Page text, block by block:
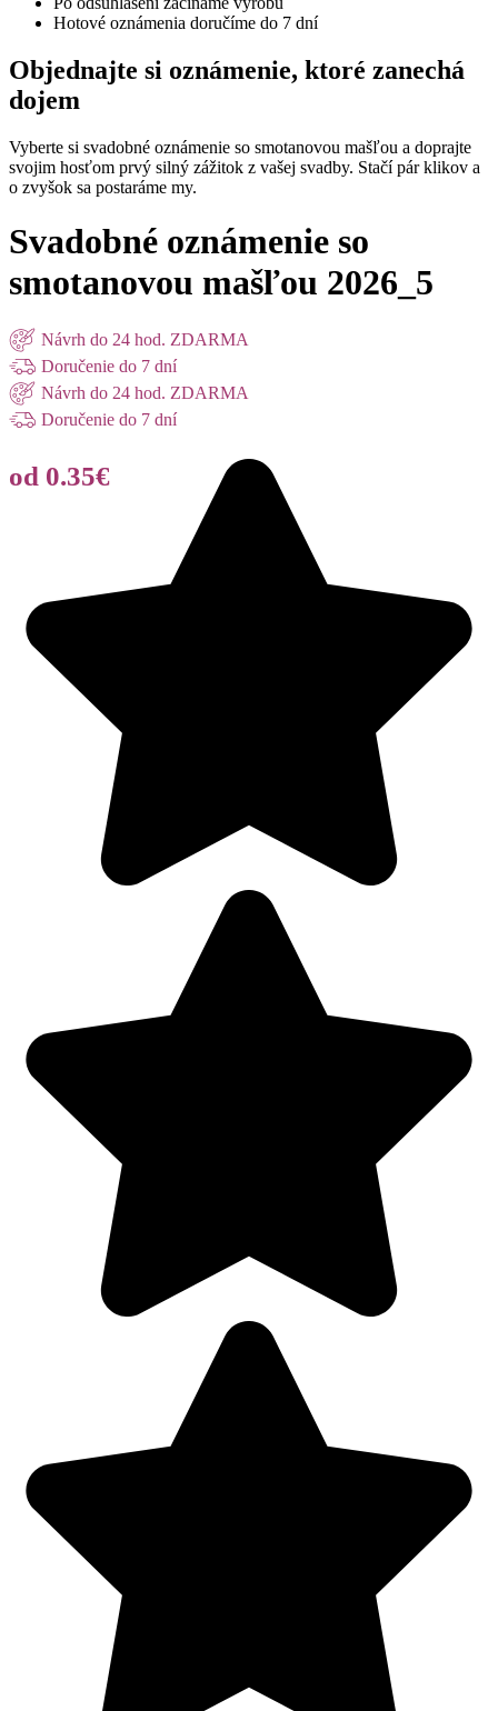
Hotové oznámenia doručíme do 7 dní
Objednajte si oznámenie, ktoré zanechá
dojem
Vyberte si svadobné oznámenie so smotanovou mašľou a doprajte
svojim hosťom prvý silný zážitok z vašej svadby. Stačí pár klikov a
o zvyšok sa postaráme my.
Svadobné oznámenie so
smotanovou mašľou 2026_5
Návrh do 24 hod. ZDARMA
Doručenie do 7 dní
Návrh do 24 hod. ZDARMA
Doručenie do 7 dní
od 0.35€